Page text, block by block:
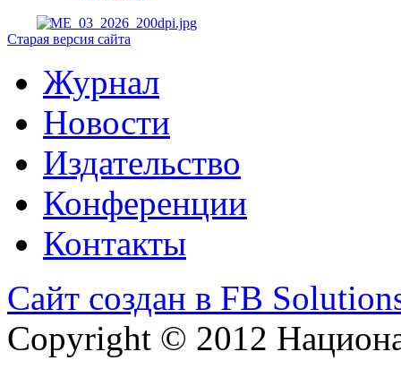
Старая версия сайта
Журнал
Новости
Издательство
Конференции
Контакты
Сайт создан в FB
Copyright © 2012